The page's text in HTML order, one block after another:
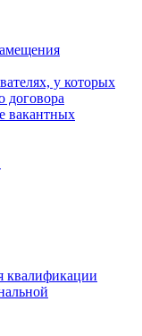
у которых
договора
вакантных